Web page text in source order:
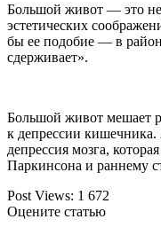
Большой живот — это
эстетических
бы ее подобие — в
сдерживает».
Большой живот мешает
к депрессии
депрессия мозга,
Паркинсона и раннему
Post Views: 1 672
Оцените статью